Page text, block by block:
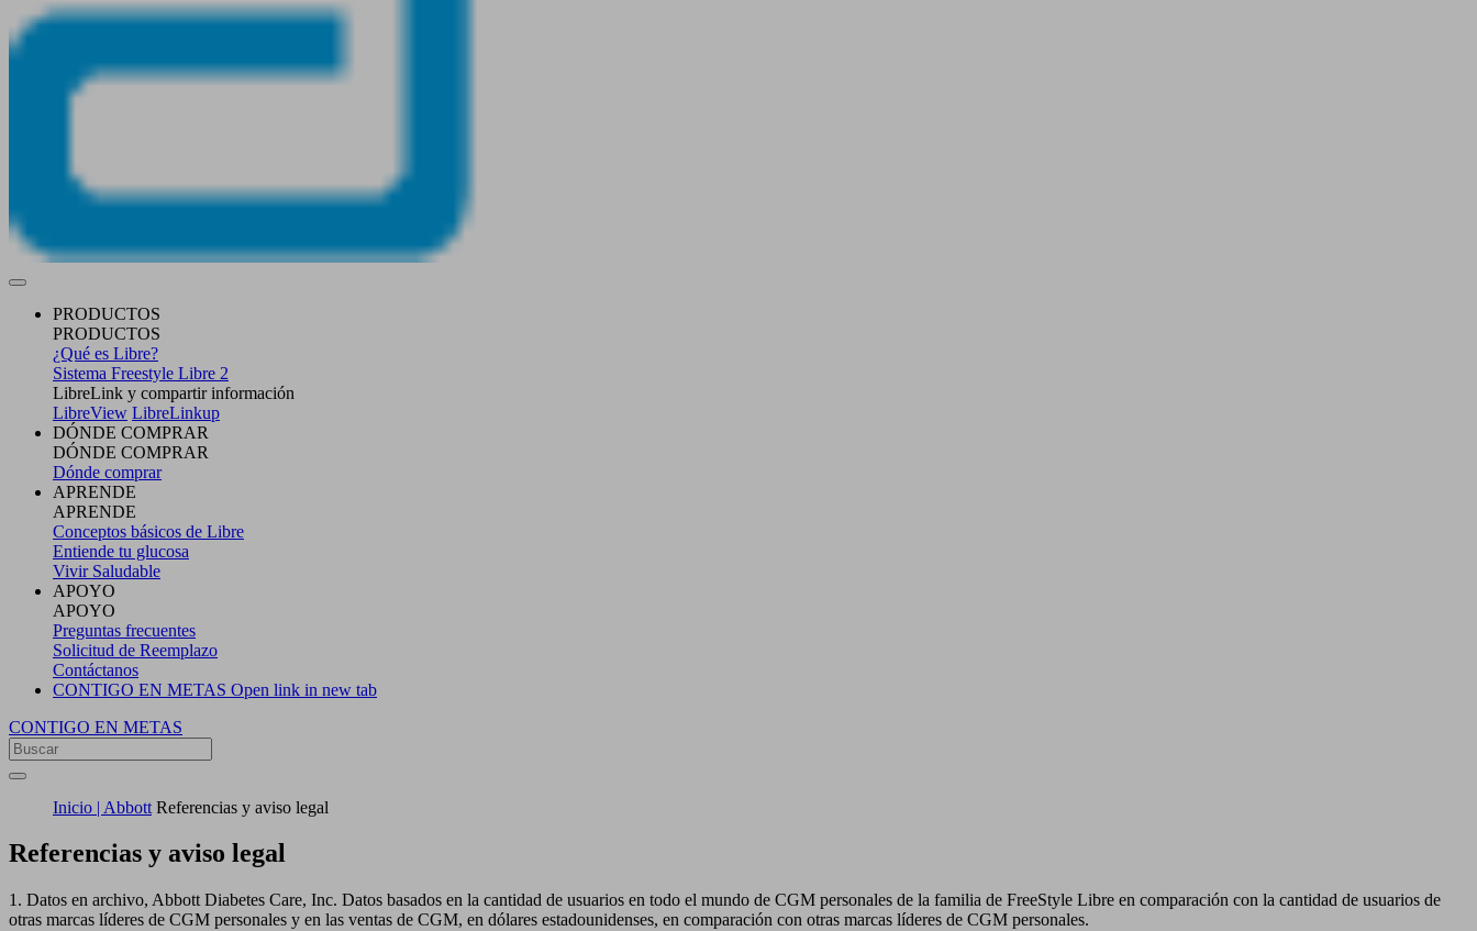
PRODUCTOS
PRODUCTOS
¿Qué es Libre?
Sistema Freestyle Libre 2
LibreLink y compartir información
LibreView LibreLinkup
DÓNDE COMPRAR
DÓNDE COMPRAR
Dónde comprar
APRENDE
APRENDE
Conceptos básicos de Libre
Entiende tu glucosa
Vivir Saludable
APOYO
APOYO
Preguntas frecuentes
Solicitud de Reemplazo
Contáctanos
CONTIGO EN METAS Open link in new tab
CONTIGO EN METAS
Inicio | Abbott Referencias y aviso legal
Referencias y aviso legal
1. Datos en archivo, Abbott Diabetes Care, Inc. Datos basados en la cantidad de usuarios en todo el mundo de CGM personales de la familia de FreeStyle Libre en comparación con la cantidad de usuarios de
otras marcas líderes de CGM personales y en las ventas de CGM, en dólares estadounidenses, en comparación con otras marcas líderes de CGM personales.